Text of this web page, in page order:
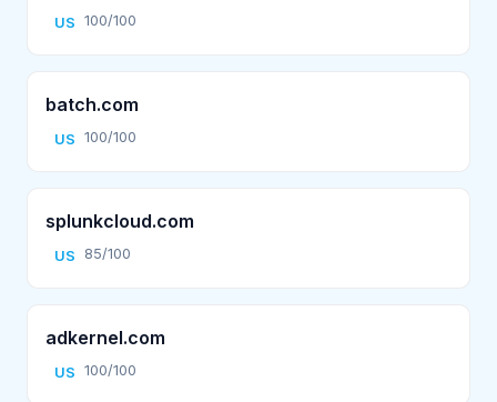
US 100/100
batch.com
US 100/100
splunkcloud.com
US 85/100
adkernel.com
US 100/100